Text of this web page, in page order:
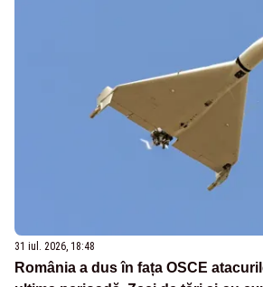
31 iul. 2026, 18:48
România a dus în fața OSCE